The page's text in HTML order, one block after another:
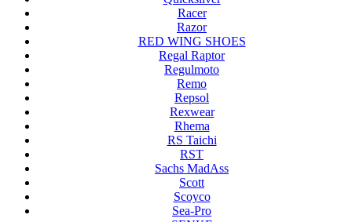
Racer
Razor
RED WING SHOES
Regal Raptor
Regulmoto
Remo
Repsol
Rexwear
Rhema
RS Taichi
RST
Sachs MadAss
Scott
Scoyco
Sea-Pro